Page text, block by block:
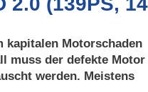
kapitalen Motorschaden
muss der defekte Motor
werden. Meistens